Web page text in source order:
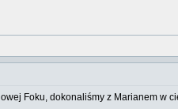
Foku, dokonaliśmy z Marianem w